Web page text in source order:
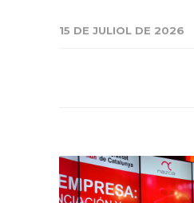
15 DE JULIOL DE 2026